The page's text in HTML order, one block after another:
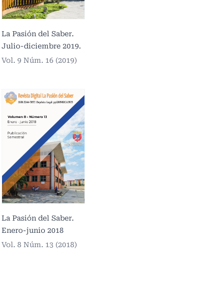
La Pasión del Saber.
Julio-diciembre 2019.
Vol. 9 Núm. 16 (2019)
La Pasión del Saber.
Enero-junio 2018
Vol. 8 Núm. 13 (2018)